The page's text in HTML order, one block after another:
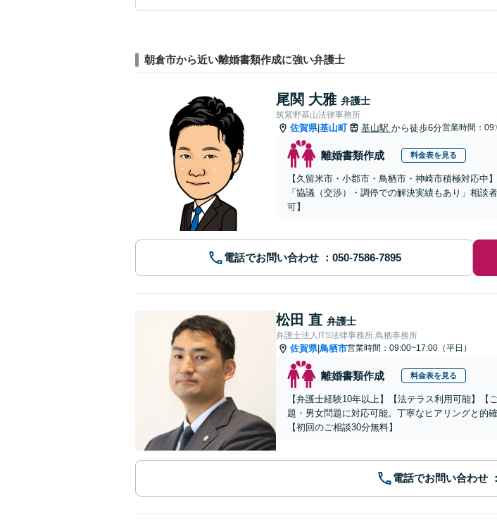
朝倉市から近い離婚書類作成に強い弁護士
尾関 大雅 弁護士
筑紫野基山法律事務所
佐賀県|基山町 基山駅 から徒歩6分営業時間：
離婚書類作成 料金表を見る
【久留米市・小郡市・鳥栖市・神崎市積極対応中
「協議（交渉）・調停での解決実績もあり」相
可】
電話でお問い合わせ
松田 直 弁護士
弁護士法人ITS法律事務所 鳥栖事務所
佐賀県|鳥栖市営業時間：09:00~17:00（平日）
離婚書類作成 料金表を見る
【弁護士経験10年以上】【法テラス利用可能】
題・男女問題に対応可能。丁寧なヒアリングと的
【初回のご相談30分無料】
電話でお問い合わせ